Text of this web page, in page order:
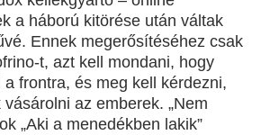
a háború kitörése után váltak
Ennek megerősítéséhez csak
t, azt kell mondani, hogy
frontra, és meg kell kérdezni,
az emberek. „Nem
„Aki a menedékben lakik”